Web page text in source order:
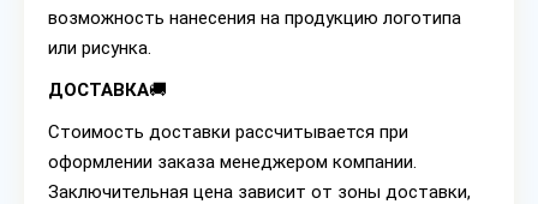
возможность нанесения на продукцию логотипа
или рисунка.
ДОСТАВКА🚚
Стоимость доставки рассчитывается при
оформлении заказа менеджером компании.
Заключительная цена зависит от зоны доставки,